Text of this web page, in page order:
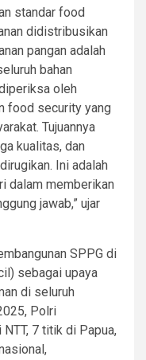
standar food
didistribusikan
pangan adalah
bahan
oleh
food security yang
Tujuannya
kualitas, dan
Ini adalah
dalam memberikan
jawab,” ujar
SPPG di
sebagai upaya
di seluruh
Polri
7 titik di Papua,